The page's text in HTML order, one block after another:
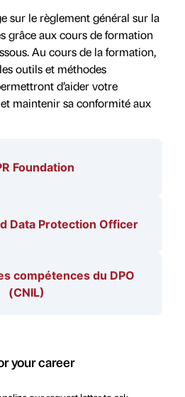
sur le règlement général sur la
grâce aux cours de formation
Au cours de la formation,
outils et méthodes
d’aider votre
maintenir sa conformité aux
Foundation
Data Protection Officer
compétences du DPO
(CNIL)
your career